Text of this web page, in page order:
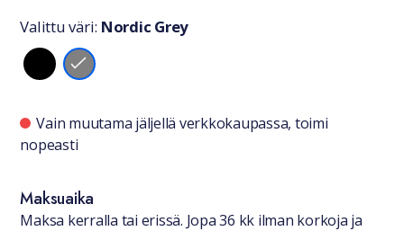
Valitse väri
Valittu väri: Nordic Grey
Saatavuustiedot
Vain muutama jäljellä verkkokaupassa, toimi
nopeasti
Maksuaika
Maksa kerralla tai erissä. Jopa 36 kk ilman korkoja ja